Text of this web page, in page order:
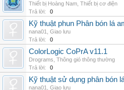
Thiết bị Hoàng Nam Thiết bị cơ điện
Trả lời:
0
Kỹ thuật phun Phân bón lá
nana01
Giao lưu
Trả lời:
0
ColorLogic CoPrA v11.1
Drograms Thông gió thông thường
Trả lời:
0
Kỹ thuật sử dụng phân bón
nana01
Giao lưu